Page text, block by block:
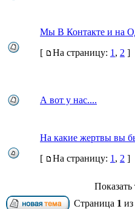
Мы В Контакте и на
[
На страницу: 1 , 2 ]
А вот у нас....
На какие жертвы вы
[
На страницу: 1 , 2 ]
Показать
Страница 1 из